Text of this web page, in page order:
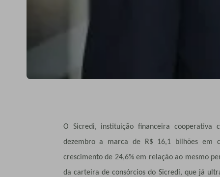
O Sicredi, instituição financeira cooperativa
dezembro a marca de R$ 16,1 bilhões em
crescimento de 24,6% em relação ao mesmo
da carteira de consórcios do Sicredi, que já